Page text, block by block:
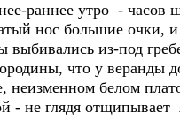
раннее утро - часов
нос большие очки,
выбивались из-под
что у веранды
неизменном белом
- не глядя отщипывает